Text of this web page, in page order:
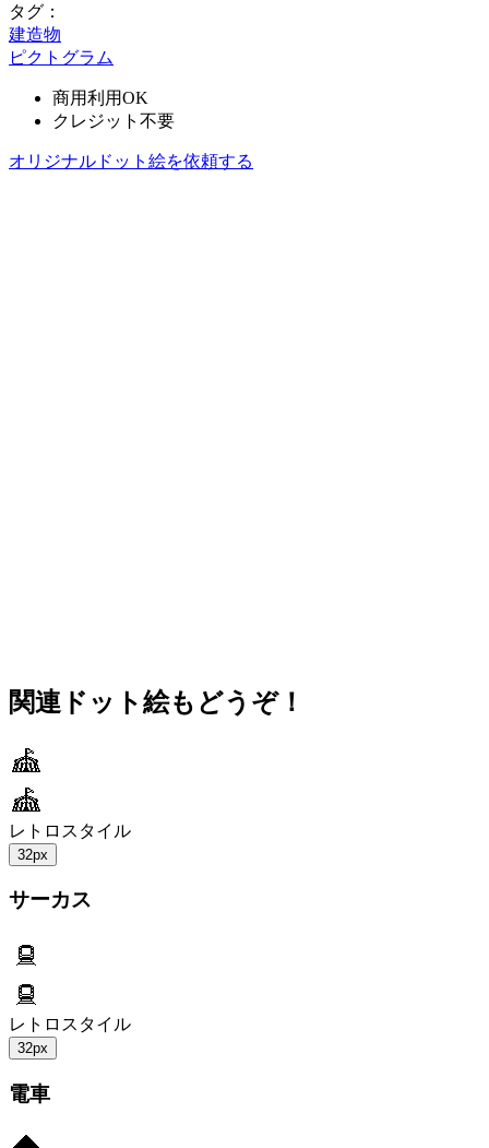
タグ：
建造物
ピクトグラム
商用利用OK
クレジット不要
オリジナルドット絵を依頼する
関連ドット絵もどうぞ！
レトロスタイル
32px
サーカス
レトロスタイル
32px
電車